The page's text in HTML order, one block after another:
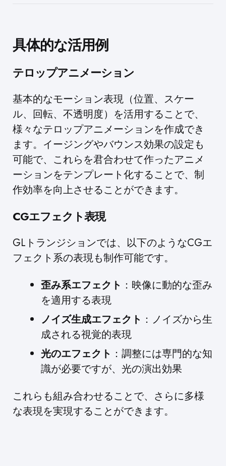
具体的な活用例
テロップアニメーション
基本的なモーション表現（位置、スケー
ル、回転、不透明度）を活用することで、
様々なテロップアニメーションを作成でき
ます。イージングやバウンス効果の設定も
可能で、これらを君合わせて作ったアニメ
ーションをテンプレート化することで、制
作効率を向上させることができます。
CGエフェクト表現
GLトランジションでは、以下のようなCGエ
フェクト系の表現も制作可能です。
歪み系エフェクト ：映像に動的な歪み
を適用する表現
ノイズ生成エフェクト ：ノイズから生
成される視覚的表現
光のエフェクト ：調整には専門的な知
識が必要ですが、光の演出効果
これらも組み合わせることで、さらに多様
な表現を実現することができます。